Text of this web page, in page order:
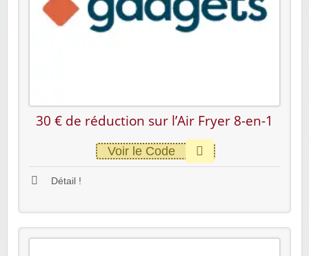
30 € de réduction sur l’Air Fryer 8-en-1
Voir le Code
Détail !